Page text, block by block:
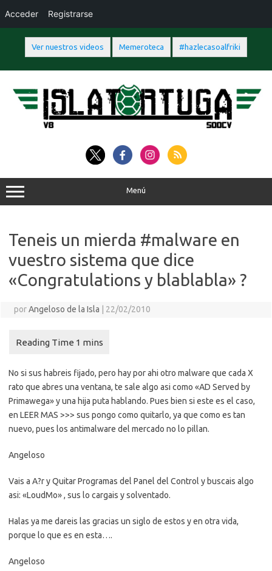
Ver nuestros videos Memeroteca #hazlecasoalfriki
contenido
Menú
Teneis un mierda #malware en
vuestro sistema que dice
«Congratulations y blablabla» ?
porAngeloso de la Isla 22/02/2010
No si sus habreis fijado, pero hay por ahi otro malware que cada X
rato que abres una ventana, te sale algo asi como «AD Served by
Primawega» y una hija puta hablando. Pues bien si este es el caso,
en LEER MAS >>> sus pongo como quitarlo, ya que como es tan
nuevo, pues los antimalware del mercado no lo pillan.
Angeloso
Vais a A?r y Quitar Programas del Panel del Control y buscais algo
asi: «LoudMo» , sus lo cargais y solventado.
Halas ya me dareis las gracias un siglo de estos y en otra vida,
porque lo que es en esta….
Angeloso
Acceder Registrarse